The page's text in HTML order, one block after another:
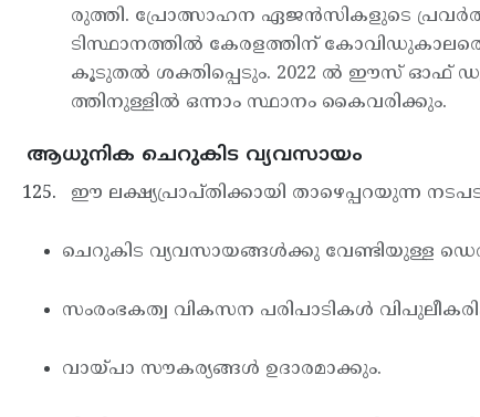
രുത്തി. പ്രോത്സാഹന ഏജന്‍സികളുടെ
ടിസ്ഥാനത്തില്‍ കേരളത്തിന്
കൂടുതല്‍ ശക്തിപ്പെടും. 2022 ല്‍ ഈസ് ഓഫ്
ത്തിനുള്ളില്‍ ഒന്നാം സ്ഥാനം കൈവരിക്കും.
ആധുനിക ചെറുകിട വ്യവസായം
ഈ ലക്ഷ്യപ്രാപ്തിക്കായി താഴെപ്പറയുന്ന
ചെറുകിട വ്യവസായങ്ങള്‍ക്കു വേണ്ടിയുള്ള
സംരംഭകത്വ വികസന പരിപാടികൾ
വായ്പാ സൗകര്യങ്ങൾ ഉദാരമാക്കും.